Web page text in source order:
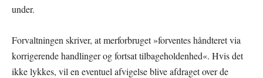
under.
Forvaltningen skriver, at merforbruget »forventes håndteret via
korrigerende handlinger og fortsat tilbageholdenhed«. Hvis det
ikke lykkes, vil en eventuel afvigelse blive afdraget over de